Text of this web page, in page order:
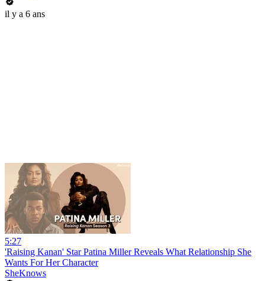
il y a 6 ans
5:27
'Raising Kanan' Star Patina Miller Reveals What Relationship She
Wants For Her Character
SheKnows